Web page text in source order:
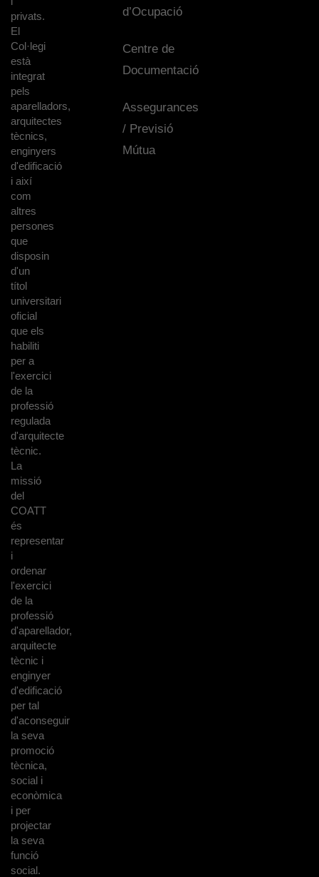
privats.
El
Col·legi
està
integrat
pels
aparelladors,
arquitectes
tècnics,
enginyers
d'edificació
i així
com
altres
persones
que
disposin
d'un
títol
universitari
oficial
que els
habiliti
per a
l'exercici
de la
professió
regulada
d'arquitecte
tècnic.
La
missió
del
COATT
és
representar
i
ordenar
l'exercici
de la
professió
d'aparellador,
arquitecte
tècnic i
enginyer
d'edificació
per tal
d'aconseguir
la seva
promoció
tècnica,
social i
econòmica
i per
projectar
la seva
funció
social.
d’Ocupació
Centre de
Documentació
Assegurances
/ Previsió
Mútua